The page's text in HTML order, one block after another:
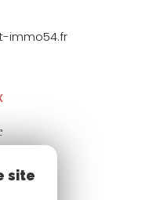
immo54.fr
site